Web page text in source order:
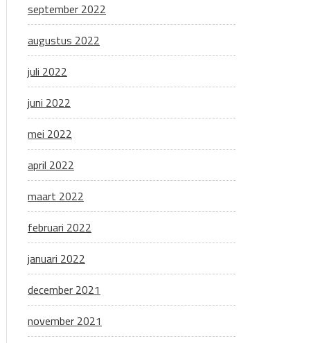
september 2022
augustus 2022
juli 2022
juni 2022
mei 2022
april 2022
maart 2022
februari 2022
januari 2022
december 2021
november 2021